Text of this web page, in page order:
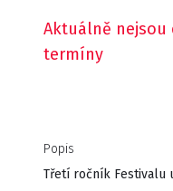
Aktuálně nejsou
termíny
Popis
Třetí ročník Festivalu